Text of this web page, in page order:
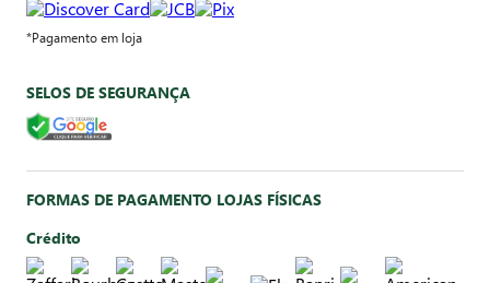
*Pagamento em loja
SELOS DE SEGURANÇA
FORMAS DE PAGAMENTO LOJAS FÍSICAS
Crédito